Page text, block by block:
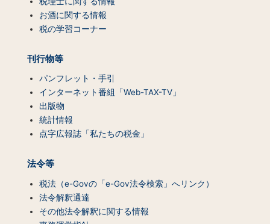
お酒に関する情報
税の学習コーナー
刊行物等
パンフレット・手引
インターネット番組「Web-TAX-TV」
出版物
統計情報
点字広報誌「私たちの税金」
法令等
税法（e-Govの「e-Gov法令検索」へリンク）
法令解釈通達
その他法令解釈に関する情報